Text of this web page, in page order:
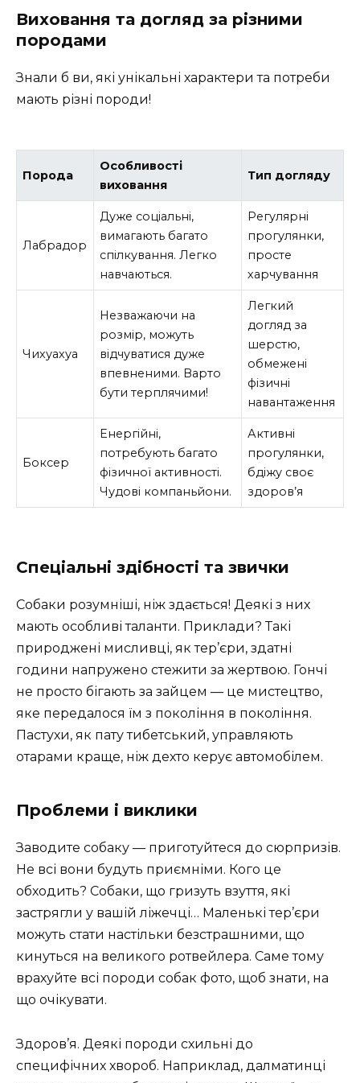
Виховання та догляд за різними
породами
Знали б ви, які унікальні характери та потреби
мають різні породи!
Порода
Особливості
виховання
Тип догляду
Лабрадор
Дуже соціальні,
вимагають багато
спілкування. Легко
навчаються.
Регулярні
прогулянки,
просте
харчування
Чихуахуа
Незважаючи на
розмір, можуть
відчуватися дуже
впевненими. Варто
бути терплячими!
Легкий
догляд за
шерстю,
обмежені
фізичні
навантаження
Боксер
Енергійні,
потребують багато
фізичної активності.
Чудові компаньйони.
Активні
прогулянки,
бдіжу своє
здоров’я
Спеціальні здібності та звички
Собаки розумніші, ніж здається! Деякі з них
мають особливі таланти. Приклади? Такі
природжені мисливці, як тер’єри, здатні
години напружено стежити за жертвою. Гончі
не просто бігають за зайцем — це мистецтво,
яке передалося їм з покоління в покоління.
Пастухи, як пату тибетський, управляють
отарами краще, ніж дехто керує автомобілем.
Проблеми і виклики
Заводите собаку — приготуйтеся до сюрпризів.
Не всі вони будуть приємніми. Кого це
обходить? Собаки, що гризуть взуття, які
застрягли у вашій ліжечці… Маленькі тер’єри
можуть стати настільки безстрашними, що
кинуться на великого ротвейлера. Саме тому
врахуйте всі породи собак фото, щоб знати, на
що очікувати.
Здоров’я. Деякі породи схильні до
специфічних хвороб. Наприклад, далматинці